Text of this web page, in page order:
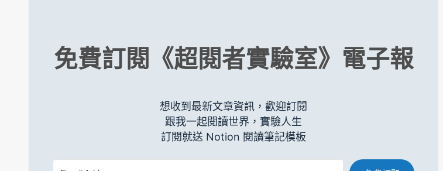
免費訂閱《超閱者實驗室》電子報
想收到最新文章資訊，歡迎訂閱
跟我一起閱讀世界，實驗人生
訂閱就送 Notion 閱讀筆記模板